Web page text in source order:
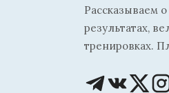
Рассказываем
результатах,
тренировках.